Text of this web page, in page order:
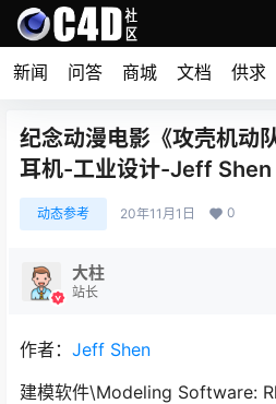
新闻 问答 商城 文档 供求
纪念动漫电影《攻壳机动
耳机-工业设计-Jeff Shen
动态参考 20年11月1日 0
大柱
站长
作者： Jeff Shen
建模软件\Modeling Software: